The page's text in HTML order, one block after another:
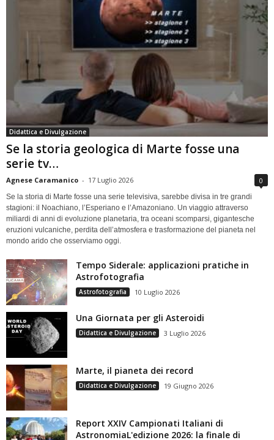
Didattica e Divulgazione
Se la storia geologica di Marte fosse una
serie tv…
Agnese Caramanico - 17 Luglio 2026 0
Se la storia di Marte fosse una serie televisiva, sarebbe divisa in tre grandi
stagioni: il Noachiano, l’Esperiano e l’Amazoniano. Un viaggio attraverso
miliardi di anni di evoluzione planetaria, tra oceani scomparsi, gigantesche
eruzioni vulcaniche, perdita dell’atmosfera e trasformazione del pianeta nel
mondo arido che osserviamo oggi.
Tempo Siderale: applicazioni pratiche in
Astrofotografia
Astrofotografia 10 Luglio 2026
Una Giornata per gli Asteroidi
Didattica e Divulgazione 3 Luglio 2026
Marte, il pianeta dei record
Didattica e Divulgazione 19 Giugno 2026
Report XXIV Campionati Italiani di
AstronomiaL'edizione 2026: la finale di